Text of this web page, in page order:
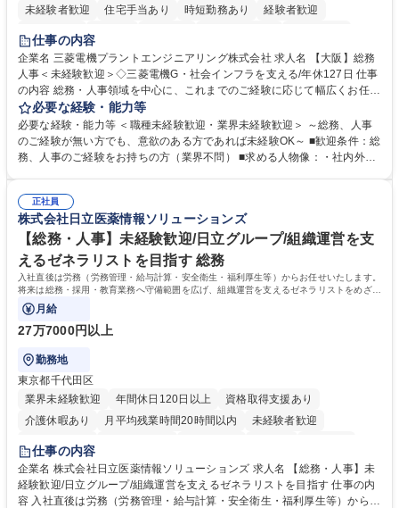
未経験者歓迎 住宅手当あり 時短勤務あり
経験者歓迎
退職金あり
駅近5分以内
土日祝休み 服装自由 寮・社宅あり 食事補助あり
仕事の内容
企業名 三菱電機プラントエンジニアリング株式会社 求人名 【大阪】総務
人事＜未経験歓迎＞◇三菱電機G・社会インフラを支える/年休127日 仕事
の内容 総務・人事領域を中心に、これまでのご経験に応じて幅広くお任せ
します。 ＜具体的には＞ ・総務/人事労務（給与・社保・勤怠管理など）
・採用・教育研修 ・福利厚生運用 など ※基本的には事務所勤務ですが、
採用や教育等の業務内容により、関西圏以外への日帰り・宿泊を伴う国内
出張もございます。 ※担当業務を持ちつつ、お互いに助け合いながら、総
必要な経験・能力等
必要な経験・能力等 ＜職種未経験歓迎・業界未経験歓迎＞ ～総務、人事
のご経験が無い方でも、意欲のある方であれば未経験OK～ ■歓迎条件：総
務、人事のご経験をお持ちの方（業界不問） ■求める人物像：・社内外の
正社員
株式会社日立医薬情報ソリューションズ
【総務・人事】未経験歓迎/日立グループ/組織運営を支
えるゼネラリストを目指す 総務
入社直後は労務（労務管理・給与計算・安全衛生・福利厚生等）からお任せいたします。
将来は総務・採用・教育業務へ守備範囲を広げ、組織運営を支えるゼネラリストをめざせ
ます。
月給
27万7000円以上
勤務地
東京都千代田区
業界未経験歓迎
年間休日120日以上
資格取得支援あり
介護休暇あり
月平均残業時間20時間以内
未経験者歓迎
住宅手当あり
育休あり
完全週休2日制 交通費支給 土日祝休み 寮・社宅あり
仕事の内容
企業名 株式会社日立医薬情報ソリューションズ 求人名 【総務・人事】未
経験歓迎/日立グループ/組織運営を支えるゼネラリストを目指す 仕事の内
容 入社直後は労務（労務管理・給与計算・安全衛生・福利厚生等）からお